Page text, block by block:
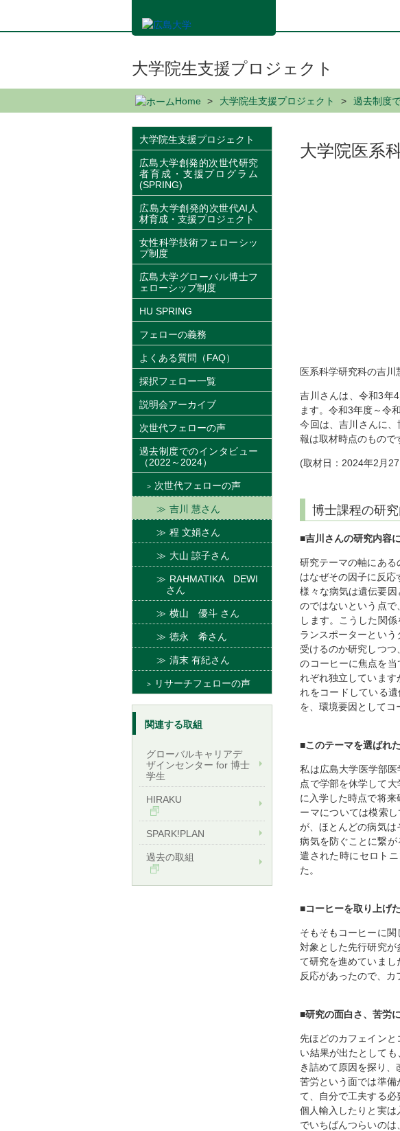
ン
大学院生支援プロジェクト
Home 大学院生支援プロジェクト 過去制度
大学院医系
医系科学研究科の吉川
吉川さんは、令和3年
ます。令和3年度～令
今回は、吉川さんに
報は取材時点のもので
(取材日：2024年2月
博士課程の研
■吉川さんの研究内容
研究テーマの軸にあ
はなぜその因子に反応
様々な病気は遺伝要
のではないという点で
します。こうした関
ランスポーターとい
受けるのか研究しつ
のコーヒーに焦点を
れぞれ独立していま
れをコードしている
を、環境要因としてコ
■このテーマを選ばれ
私は広島大学医学部
点で学部を休学して
に入学した時点で将
ーマについては模索
が、ほとんどの病気
病気を防ぐことに繋
遣された時にセロト
た。
■コーヒーを取り上げ
そもそもコーヒーに
対象とした先行研究が
て研究を進めていま
反応があったので、カ
■研究の面白さ、苦労
先ほどのカフェイン
い結果が出たとして
き詰めて原因を探り、
苦労という面では準備
て、自分で工夫する
個人輸入したりと実
でいちばんつらいの
大学院生支援プロジェクト
広島大学創発的次世代研究
者育成・支援プログラム
(SPRING)
広島大学創発的次世代AI人
材育成・支援プロジェクト
女性科学技術フェローシッ
プ制度
広島大学グローバル博士フ
ェローシップ制度
HU SPRING
フェローの義務
よくある質問（FAQ）
採択フェロー一覧
説明会アーカイブ
次世代フェローの声
過去制度でのインタビュー
（2022～2024）
次世代フェローの声
吉川 慧さん
程 文娟さん
大山 諒子さん
RAHMATIKA DEWI
さん
横山 優斗 さん
徳永 希さん
清末 有紀さん
リサーチフェローの声
関連する取組
グローバルキャリアデ
ザインセンター for 博士
学生
HIRAKU
SPARK!PLAN
過去の取組